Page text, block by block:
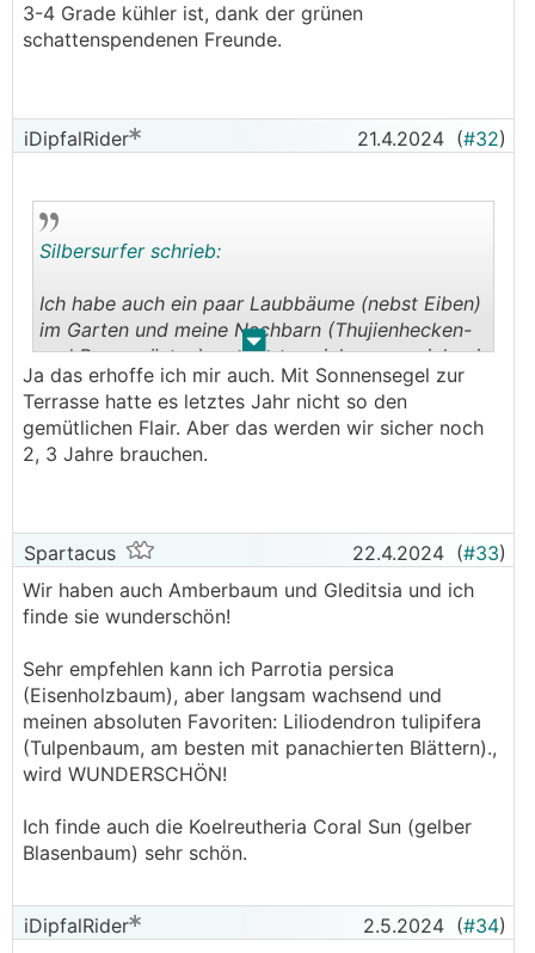
3-4 Grade kühler ist, dank der grünen
schattenspendenen Freunde.
iDipfalRider 21.4.2024 (#32)
. .
Silbersurfer schrieb:
Ich habe auch ein paar Laubbäume (nebst Eiben)
im Garten und meine Nachbarn (Thujienhecken-
und Rasenwüsten) wunderten sich, warum ich mir
die (Laub)Arbeit im Herbst antue. Aber wenn ich
dann im Sommer von einem Nachbar wieder in
meinen Garten zurückkomme, habe ich das
Gefühl, dass es 3-4 Grade kühler ist, dank der
Ja das erhoffe ich mir auch. Mit Sonnensegel zur
Terrasse hatte es letztes Jahr nicht so den
gemütlichen Flair. Aber das werden wir sicher noch
2, 3 Jahre brauchen.
Spartacus 22.4.2024 (#33)
Wir haben auch Amberbaum und Gleditsia und ich
finde sie wunderschön!
Sehr empfehlen kann ich Parrotia persica
(Eisenholzbaum), aber langsam wachsend und
meinen absoluten Favoriten: Liliodendron tulipifera
(Tulpenbaum, am besten mit panachierten Blättern).,
wird WUNDERSCHÖN!
Ich finde auch die Koelreutheria Coral Sun (gelber
Blasenbaum) sehr schön.
iDipfalRider 2.5.2024 (#34)